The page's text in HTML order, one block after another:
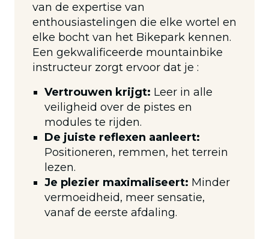
van de expertise van
enthousiastelingen die elke wortel en
elke bocht van het Bikepark kennen.
Een gekwalificeerde mountainbike
instructeur zorgt ervoor dat je :
Vertrouwen krijgt: Leer in alle
veiligheid over de pistes en
modules te rijden.
De juiste reflexen aanleert:
Positioneren, remmen, het terrein
lezen.
Je plezier maximaliseert: Minder
vermoeidheid, meer sensatie,
vanaf de eerste afdaling.